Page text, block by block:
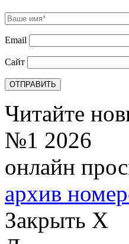
Email
Сайт
Читайте
№1 2026
онлайн
архив
Закрыть X